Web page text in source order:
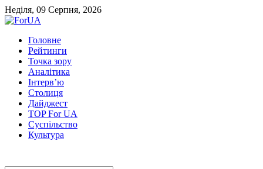
Неділя, 09 Серпня, 2026
Головне
Рейтинги
Точка зору
Аналітика
Інтерв’ю
Столиця
Дайджест
TOP For UA
Суспiльство
Культура